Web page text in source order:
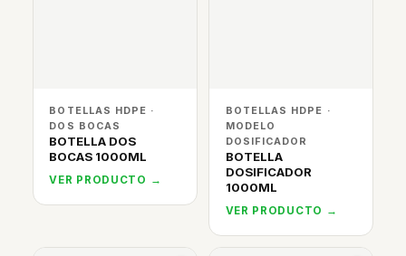
BOTELLAS HDPE ·
DOS BOCAS
BOTELLA DOS
BOCAS 1000ML
VER PRODUCTO →
BOTELLAS HDPE ·
MODELO
DOSIFICADOR
BOTELLA
DOSIFICADOR
1000ML
VER PRODUCTO →